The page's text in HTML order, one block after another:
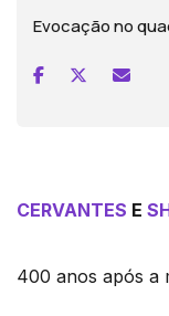
Evocação no
CERVANTES E
400 anos após a